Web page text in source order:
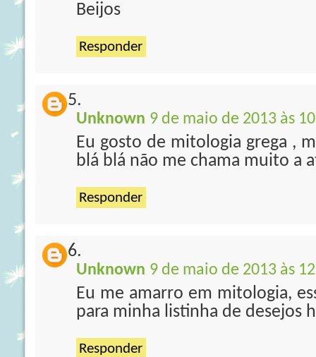
Beijos
Responder
Unknown 9 de maio de 2013 às
Eu gosto de mitologia grega ,
blá blá não me chama muito a
Responder
Unknown 9 de maio de 2013 às
Eu me amarro em mitologia,
para minha listinha de desejos
Responder